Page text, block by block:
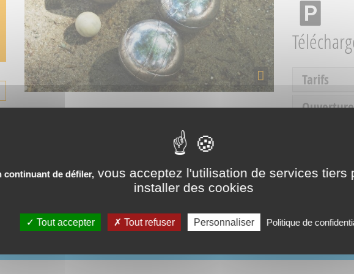
Tarifs
Ouverture
EXPÉRIENCES VÉCUES AUX
continuant de défiler,vous acceptez l'utilisation de services tiers
installer des cookies
Tout accepter Tout refuser Personnaliser Politique de